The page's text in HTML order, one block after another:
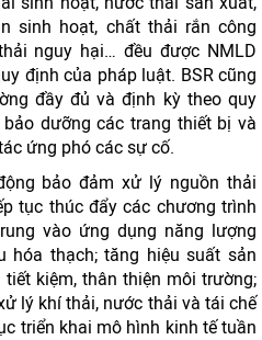
sinh hoạt, chất thải rắn công
nguy hại… đều được NMLD
định của pháp luật. BSR cũng
đầy đủ và định kỳ theo quy
dưỡng các trang thiết bị và
ứng phó các sự cố.
bảo đảm xử lý nguồn thải
tục thúc đẩy các chương trình
vào ứng dụng năng lượng
hóa thạch; tăng hiệu suất sản
kiệm, thân thiện môi trường;
lý khí thải, nước thải và tái chế
triển khai mô hình kinh tế tuần